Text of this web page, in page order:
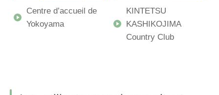
Centre d’accueil de
Yokoyama
KINTETSU
KASHIKOJIMA
Country Club